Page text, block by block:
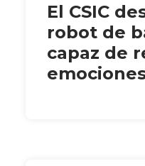
El CSIC
robot de
capaz de